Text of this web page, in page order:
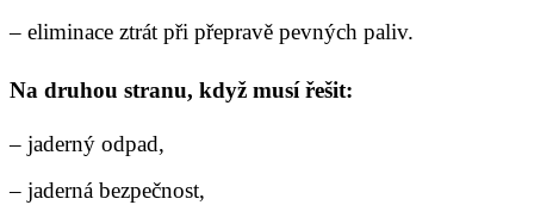
– eliminace ztrát při přepravě pevných paliv.
Na druhou stranu, když musí řešit:
– jaderný odpad,
– jaderná bezpečnost,